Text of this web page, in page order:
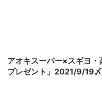
アオキスーパー×スギヨ
プレゼント」2021/9/19〆